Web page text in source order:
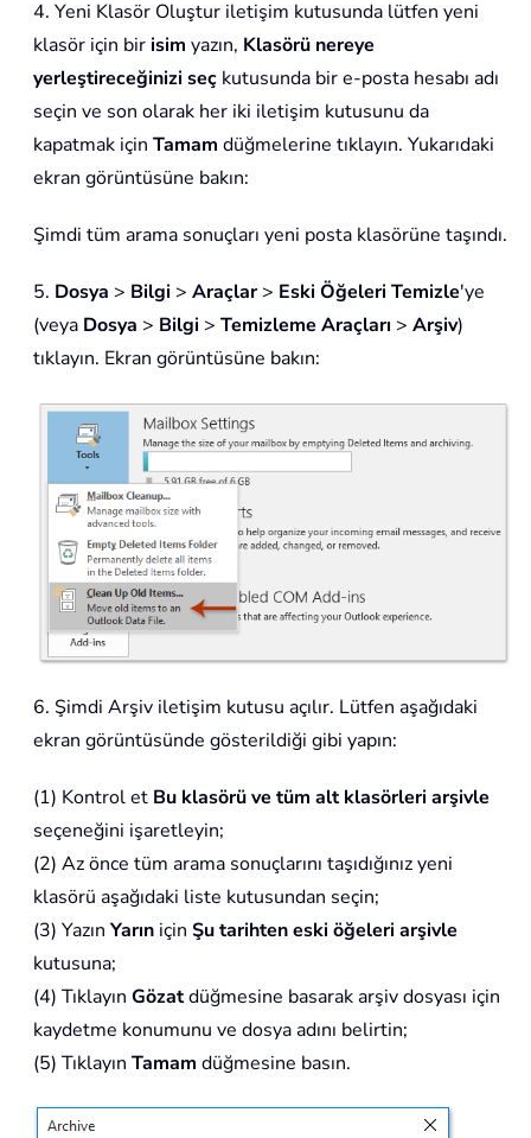
4. Yeni Klasör Oluştur iletişim kutusunda lütfen yeni
klasör için bir isim yazın, Klasörü nereye
yerleştireceğinizi seç kutusunda bir e-posta hesabı adı
seçin ve son olarak her iki iletişim kutusunu da
kapatmak için Tamam düğmelerine tıklayın. Yukarıdaki
ekran görüntüsüne bakın:
Şimdi tüm arama sonuçları yeni posta klasörüne taşındı.
5. Dosya > Bilgi > Araçlar> Eski Öğeleri Temizle'ye
(veya Dosya > Bilgi > Temizleme Araçları > Arşiv)
tıklayın. Ekran görüntüsüne bakın:
6. Şimdi Arşiv iletişim kutusu açılır. Lütfen aşağıdaki
ekran görüntüsünde gösterildiği gibi yapın:
(1) Kontrol et Bu klasörü ve tüm alt klasörleri arşivle
seçeneğini işaretleyin;
(2) Az önce tüm arama sonuçlarını taşıdığınız yeni
klasörü aşağıdaki liste kutusundan seçin;
(3) Yazın Yarın için Şu tarihten eski öğeleri arşivle
kutusuna;
(4) Tıklayın Gözatdüğmesine basarak arşiv dosyası için
kaydetme konumunu ve dosya adını belirtin;
(5) Tıklayın Tamam düğmesine basın.